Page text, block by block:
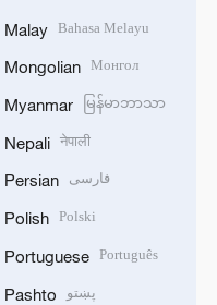
Malay Bahasa Melayu
Mongolian Монгол
Myanmar မြန်မာဘာသာ
Nepali नेपाली
Persian فارسی
Polish Polski
Portuguese Português
Pashto پښتو